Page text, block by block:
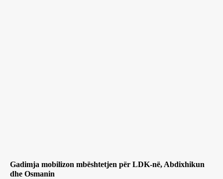
Gadimja mobilizon mbështetjen për LDK-në, Abdixhikun
dhe Osmanin